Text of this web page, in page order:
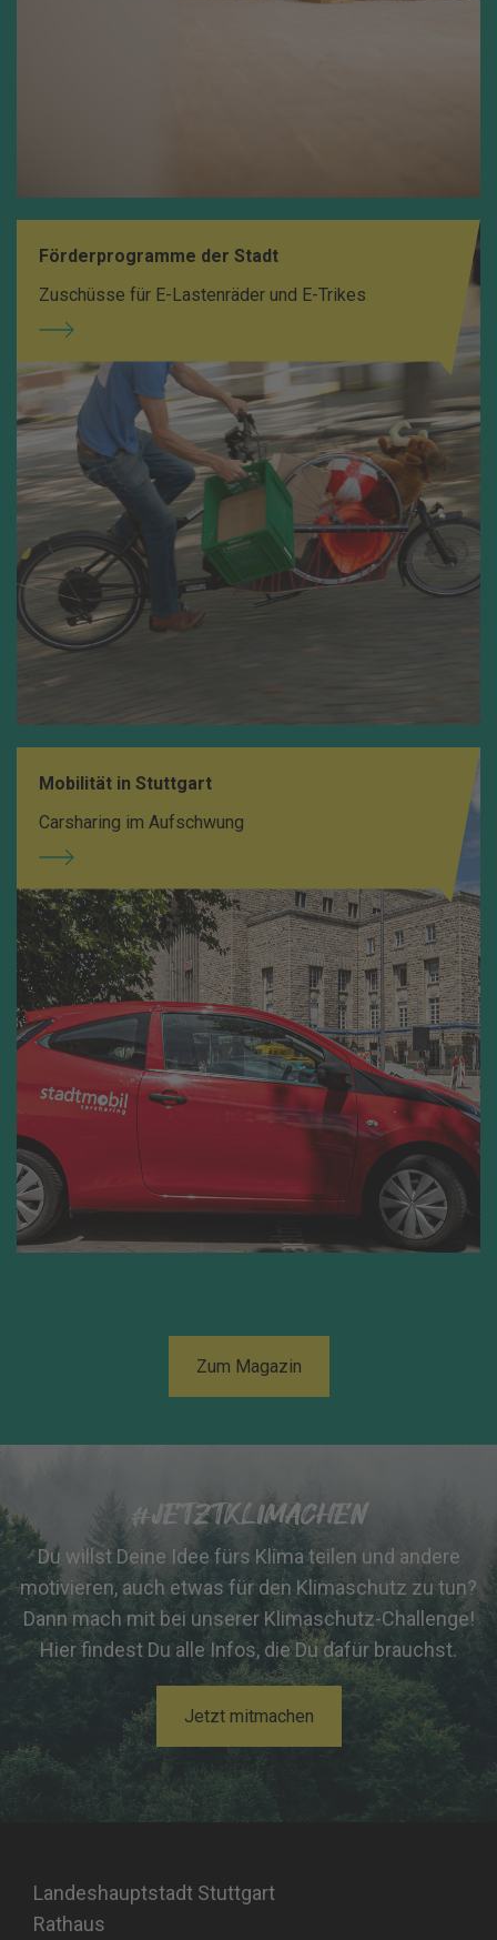
Förderprogramme der Stadt
Zuschüsse für E-Lastenräder und E-Trikes
Mobilität in Stuttgart
Carsharing im Aufschwung
Zum Magazin
#JETZTKLIMACHEN
Du willst Deine Idee fürs Klima teilen und andere
motivieren, auch etwas für den Klimaschutz zu tun?
Dann mach mit bei unserer Klimaschutz-Challenge!
Hier findest Du alle Infos, die Du dafür brauchst.
Jetzt mitmachen
Landeshauptstadt Stuttgart
Rathaus